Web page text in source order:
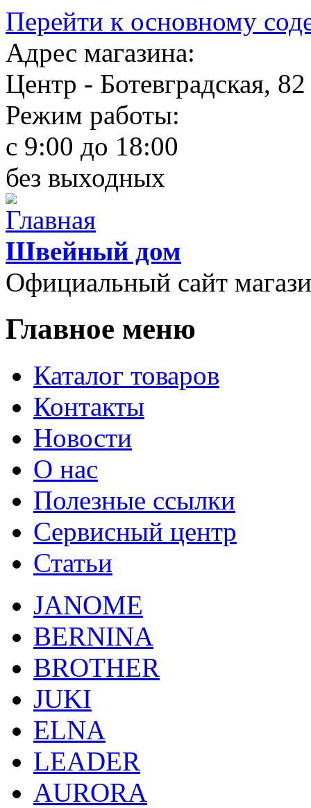
Перейти к основному
Адрес магазина:
Центр - Ботевградская, 82
Режим работы:
c 9:00 до 18:00
без выходных
Швейный дом
Официальный сайт
Главное меню
Каталог товаров
Контакты
Новости
О нас
Полезные ссылки
Сервисный центр
Статьи
JANOME
BERNINA
BROTHER
JUKI
ELNA
LEADER
AURORA